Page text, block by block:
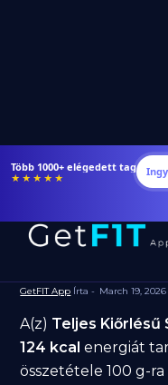
Étrendek, receptek és
★★★★★
Teljes
(Kifőzve)
választás
GetFIT App Írta - March 19, 2026
A(z) Teljes Kiőrlésű
124 kcal energiát
összetétele 100 g-